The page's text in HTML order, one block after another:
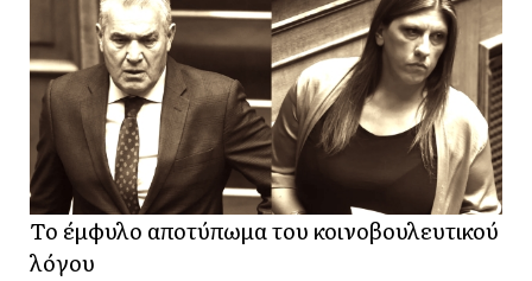
Το έμφυλο αποτύπωμα του κοινοβουλευτικού
λόγου